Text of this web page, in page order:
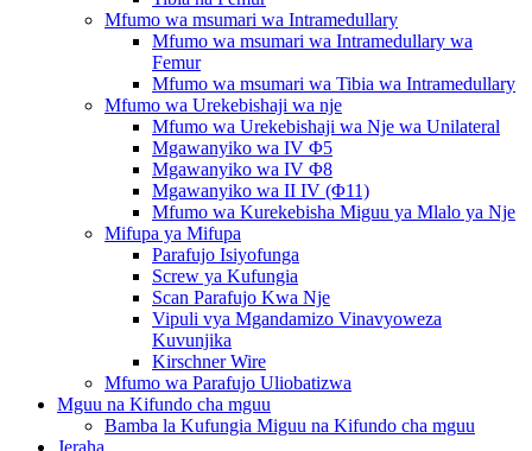
Mfumo wa msumari wa Intramedullary
Mfumo wa msumari wa Intramedullary wa
Femur
Mfumo wa msumari wa Tibia wa Intramedullary
Mfumo wa Urekebishaji wa nje
Mfumo wa Urekebishaji wa Nje wa Unilateral
Mgawanyiko wa IV Φ5
Mgawanyiko wa IV Φ8
Mgawanyiko wa II IV (Φ11)
Mfumo wa Kurekebisha Miguu ya Mlalo ya Nje
Mifupa ya Mifupa
Parafujo Isiyofunga
Screw ya Kufungia
Scan Parafujo Kwa Nje
Vipuli vya Mgandamizo Vinavyoweza
Kuvunjika
Kirschner Wire
Mfumo wa Parafujo Uliobatizwa
Mguu na Kifundo cha mguu
Bamba la Kufungia Miguu na Kifundo cha mguu
Jeraha